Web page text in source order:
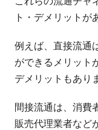
ト・デメリットが
例えば、直接流通
ができるメリット
デメリットもあり
間接流通は、消費
販売代理業者など